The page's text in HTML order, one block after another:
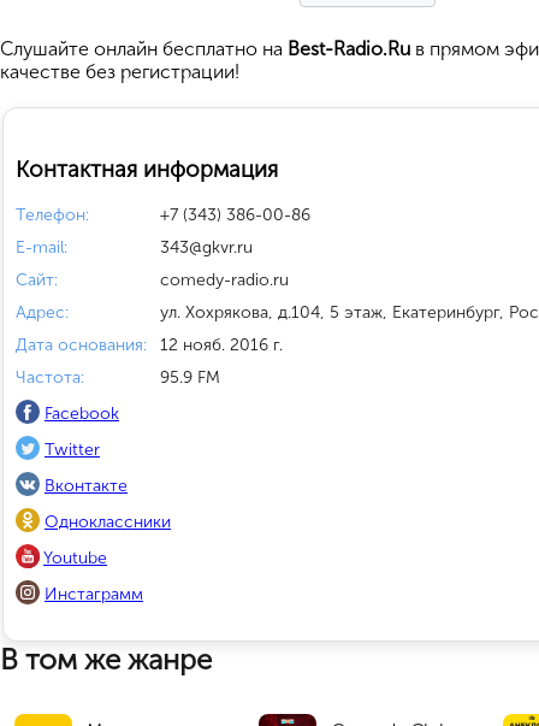
Cлушайте онлайн бесплатно на Best-Radio.Ru в прямом
качестве без регистрации!
Контактная информация
Телефон:
+7 (343) 386-00-86
E-mail:
343@gkvr.ru
Сайт:
comedy-radio.ru
Адрес:
ул. Хохрякова, д.104, 5 этаж, Екатеринбург,
Дата основания:
12 нояб. 2016 г.
Частота:
95.9 FM
Facebook
Twitter
Вконтакте
Одноклассники
Youtube
Инстаграмм
В том же жанре